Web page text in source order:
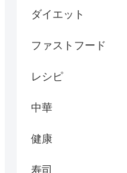
ダイエット
ファストフード
レシピ
中華
健康
寿司